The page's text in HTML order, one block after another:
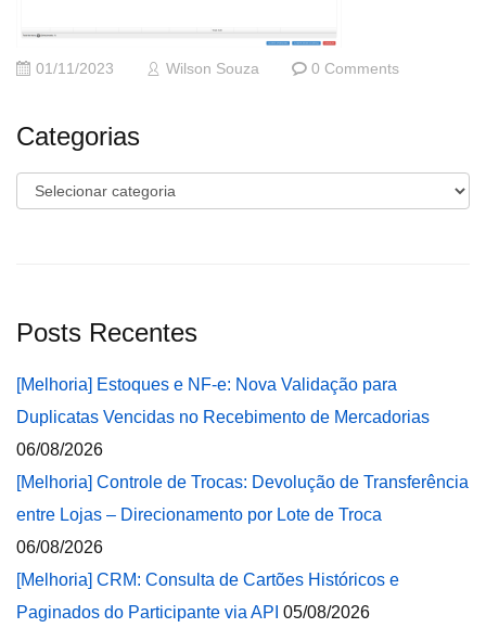
01/11/2023 Wilson Souza 0 Comments
Categorias
Categorias
Posts Recentes
[Melhoria] Estoques e NF-e: Nova Validação para
Duplicatas Vencidas no Recebimento de Mercadorias
06/08/2026
[Melhoria] Controle de Trocas: Devolução de Transferência
entre Lojas – Direcionamento por Lote de Troca
06/08/2026
[Melhoria] CRM: Consulta de Cartões Históricos e
Paginados do Participante via API 05/08/2026